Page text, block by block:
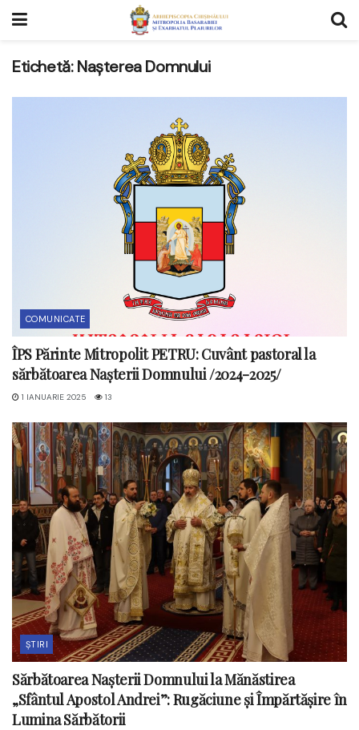
Etichetă:Nașterea Domnului
COMUNICATE
ÎPS Părinte Mitropolit PETRU: Cuvânt pastoral la
sărbătoarea Nașterii Domnului /2024-2025/
1 IANUARIE 2025 13
ȘTIRI
Sărbătoarea Nașterii Domnului la Mănăstirea
„Sfântul Apostol Andrei”: Rugăciune și Împărtășire în
Lumina Sărbătorii